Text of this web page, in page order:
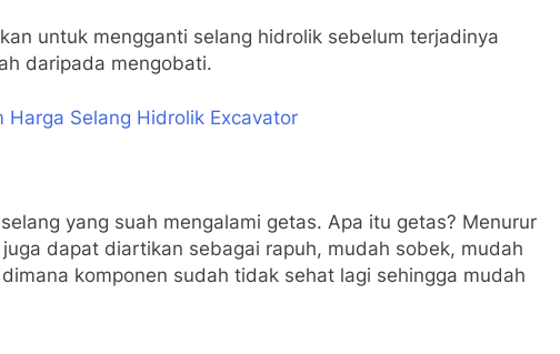
untuk mengganti selang hidrolik sebelum terjadinya
daripada mengobati.
Harga Selang Hidrolik Excavator
yang suah mengalami getas. Apa itu getas? Menurur
dapat diartikan sebagai rapuh, mudah sobek, mudah
komponen sudah tidak sehat lagi sehingga mudah